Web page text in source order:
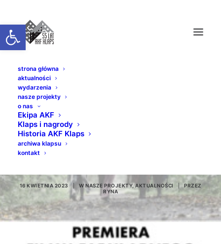
Otwórz pasek narzędzi
strona główna
aktualności
wydarzenia
nasze projekty
o nas
Ekipa AKF
Klaps i nagrody
Historia AKF Klaps
archiwa klapsu
kontaktRisus in tenebris //
16 KWIETNIA 2023 W NASZE PROJEKTY,AKTUALNOŚCI
PRZEZ
RYNA